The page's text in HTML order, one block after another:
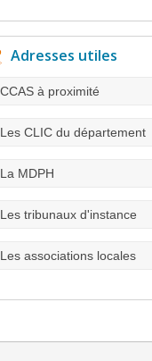
Adresses utiles
CCAS à proximité
Les CLIC du département
La MDPH
Les tribunaux d'instance
Les associations locales